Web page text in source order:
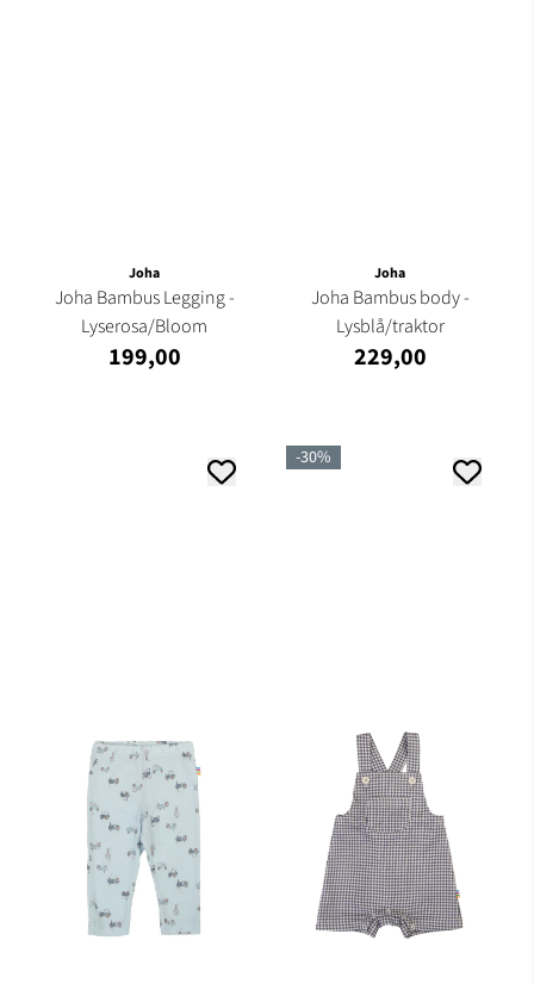
Joha
Joha Bambus Legging -
Lyserosa/Bloom
199,00
Joha
Joha Bambus body -
Lysblå/traktor
229,00
-30%